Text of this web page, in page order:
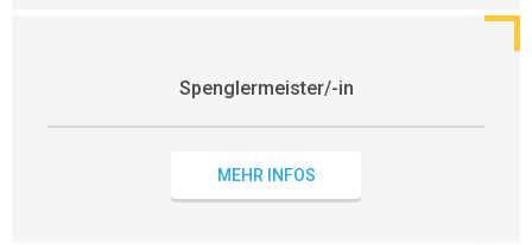
Spenglermeister/-in
MEHR INFOS